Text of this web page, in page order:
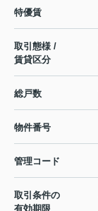
特優賃
取引態様 /
賃貸区分
総戸数
物件番号
管理コード
取引条件の
有効期限